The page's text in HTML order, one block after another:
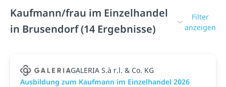
Kaufmann/frau im Einzelhandel
in Brusendorf (14 Ergebnisse)
Filter
anzeigen
GALERIA S.à r.l. & Co. KG
Ausbildung zum Kaufmann im Einzelhandel 2026